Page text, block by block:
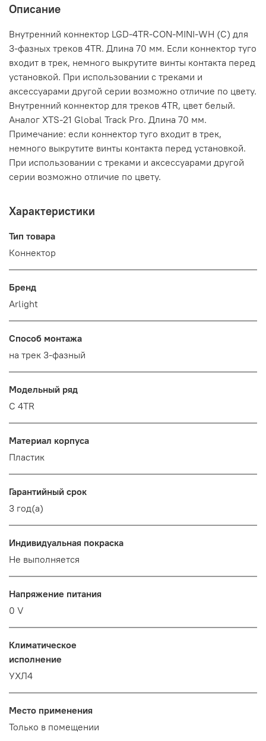
Описание
Внутренний коннектор LGD-4TR-CON-MINI-WH (C) для
3-фазных треков 4TR. Длина 70 мм. Если коннектор туго
входит в трек, немного выкрутите винты контакта перед
установкой. При использовании с треками и
аксессуарами другой серии возможно отличие по цвету.
Внутренний коннектор для треков 4TR, цвет белый.
Аналог XTS-21 Global Track Pro. Длина 70 мм.
Примечание: если коннектор туго входит в трек,
немного выкрутите винты контакта перед установкой.
При использовании с треками и аксессуарами другой
серии возможно отличие по цвету.
Характеристики
Тип товара
Коннектор
Бренд
Arlight
Способ монтажа
на трек 3-фазный
Модельный ряд
C 4TR
Материал корпуса
Пластик
Гарантийный срок
3 год(а)
Индивидуальная покраска
Не выполняется
Напряжение питания
0 V
Климатическое
исполнение
УХЛ4
Место применения
Только в помещении